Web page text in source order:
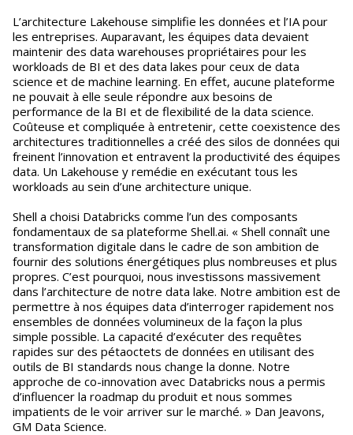
L’architecture Lakehouse simplifie les données et l’IA pour
les entreprises. Auparavant, les équipes data devaient
maintenir des data warehouses propriétaires pour les
workloads de BI et des data lakes pour ceux de data
science et de machine learning. En effet, aucune plateforme
ne pouvait à elle seule répondre aux besoins de
performance de la BI et de flexibilité de la data science.
Coûteuse et compliquée à entretenir, cette coexistence des
architectures traditionnelles a créé des silos de données qui
freinent l’innovation et entravent la productivité des équipes
data. Un Lakehouse y remédie en exécutant tous les
workloads au sein d’une architecture unique.
Shell a choisi Databricks comme l’un des composants
fondamentaux de sa plateforme Shell.ai. « Shell connaît une
transformation digitale dans le cadre de son ambition de
fournir des solutions énergétiques plus nombreuses et plus
propres. C’est pourquoi, nous investissons massivement
dans l’architecture de notre data lake. Notre ambition est de
permettre à nos équipes data d’interroger rapidement nos
ensembles de données volumineux de la façon la plus
simple possible. La capacité d’exécuter des requêtes
rapides sur des pétaoctets de données en utilisant des
outils de BI standards nous change la donne. Notre
approche de co-innovation avec Databricks nous a permis
d’influencer la roadmap du produit et nous sommes
impatients de le voir arriver sur le marché. » Dan Jeavons,
GM Data Science.